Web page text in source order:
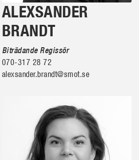
ALEXSANDER
BRANDT
Biträdande Regissör
070-317 28 72
alexsander.brandt@smot.se